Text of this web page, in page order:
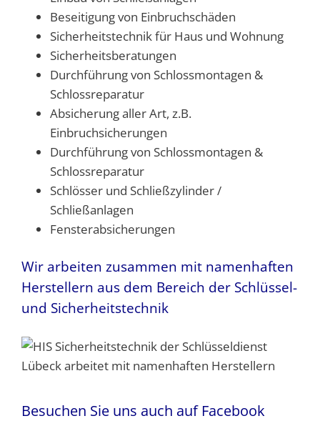
Beseitigung von Einbruchschäden
Sicherheitstechnik für Haus und Wohnung
Sicherheitsberatungen
Durchführung von Schlossmontagen &
Schlossreparatur
Absicherung aller Art, z.B.
Einbruchsicherungen
Durchführung von Schlossmontagen &
Schlossreparatur
Schlösser und Schließzylinder /
Schließanlagen
Fensterabsicherungen
Wir arbeiten zusammen mit namen­haften
Herstellern aus dem Bereich der Schlüssel-
und Sicherheitstechnik
Besuchen Sie uns auch auf Facebook